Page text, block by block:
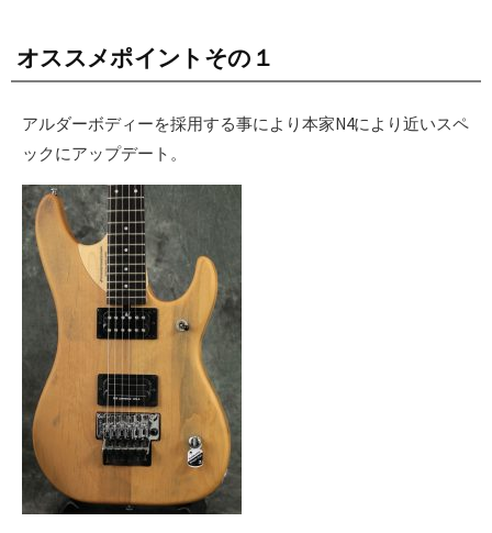
オススメポイントその１
アルダーボディーを採用する事により本家N4により近いスペ
ックにアップデート。